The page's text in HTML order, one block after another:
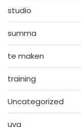
studio
summa
te maken
training
Uncategorized
uva